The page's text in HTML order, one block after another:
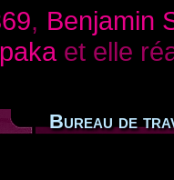
, Benjamin
et elle
Bureau de